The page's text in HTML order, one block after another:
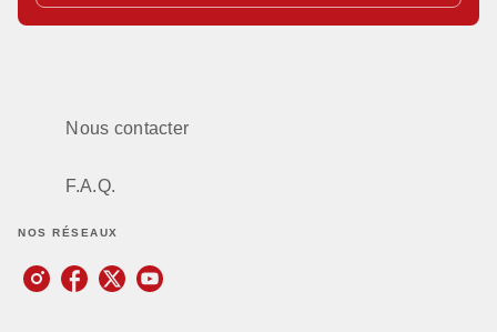
Nous contacter
F.A.Q.
NOS RÉSEAUX